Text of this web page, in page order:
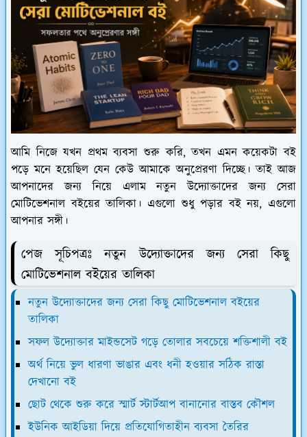
আমি নিজে যখন প্রথম ব্যবসা শুরু করি, তখন এমন কয়েকটা বই
পড়ে মনে হয়েছিল যেন কেউ আমাকে অনুপ্রেরণা দিচ্ছে। তাই আজ
আপনাদের জন্য নিয়ে এলাম নতুন উদ্যোক্তাদের জন্য সেরা
মোটিভেশনাল বইয়ের তালিকা। এগুলো শুধু পড়ার বই নয়, এগুলো
আপনার সঙ্গী।
পেজ সূচিপত্রঃ নতুন উদ্যোক্তাদের জন্য সেরা কিছু
মোটিভেশনাল বইয়ের তালিকা
নতুন উদ্যোক্তাদের জন্য সেরা কিছু মোটিভেশনাল বইয়ের
তালিকা
সফল উদ্যোক্তার মাইন্ডসেট গড়ে তোলার সবচেয়ে শক্তিশালী বই
অর্থ নিয়ে ভুল ধারণা ভাঙার এবং ধনী হওয়ার সঠিক রাস্তা
দেখানো বই
ছোট থেকে শুরু করে স্মার্ট স্টার্টআপ বানানোর বাস্তব কৌশল
ইউনিক আইডিয়া দিয়ে প্রতিযোগিতাহীন ব্যবসা তৈরির